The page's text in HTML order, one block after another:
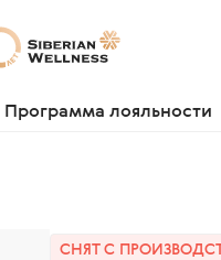
Программа лояльности
СНЯТ С